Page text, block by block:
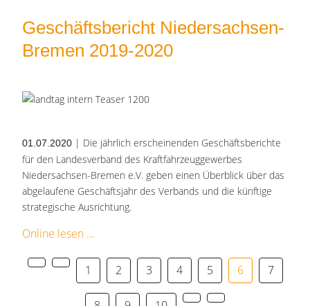
Geschäftsbericht Niedersachsen-
Bremen 2019-2020
01.07.2020 | Die jährlich erscheinenden Geschäftsberichte
für den Landesverband des Kraftfahrzeuggewerbes
Niedersachsen-Bremen e.V. geben einen Überblick über das
abgelaufene Geschäftsjahr des Verbands und die künftige
strategische Ausrichtung.
Online lesen
1 2 3 4 5 6 7